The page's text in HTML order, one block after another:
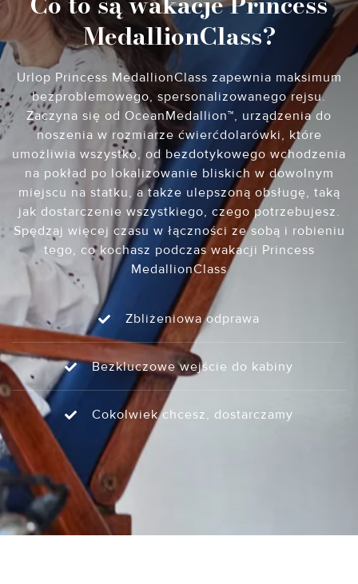
MedallionClass?
Urlop Princess MedallionClass zapewnia maksimum
bezproblemowego, spersonalizowanego rejsu.
Zaczyna się od OceanMedallion™, urządzenia do
noszenia w rozmiarze ćwierćdolarówki, które
umożliwia wszystko, od bezdotykowego wchodzenia
na pokład po lokalizowanie bliskich w dowolnym
miejscu na statku, a także ulepszoną obsługę, taką
jak dostarczenie wszystkiego, czego potrzebujesz.
Spędzaj więcej czasu w łączności ze sobą i robieniu
tego, co kochasz podczas wakacji Princess
MedallionClass
Zbliżeniowa odprawa
Bezkluczowe wejście do kabiny
Cokolwiek chcesz, dostarczamy